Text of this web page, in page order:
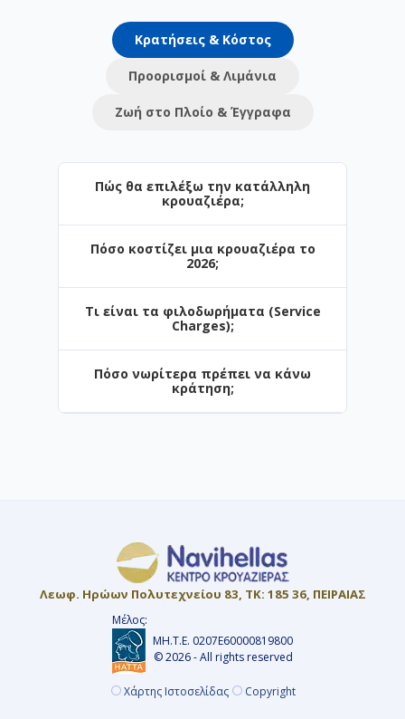
Κρατήσεις & Κόστος
Προορισμοί & Λιμάνια
Ζωή στο Πλοίο & Έγγραφα
Πώς θα επιλέξω την κατάλληλη
κρουαζιέρα;
Η επιλογή εξαρτάται από τον προορισμό
και το στυλ των διακοπών σας. Στο
Navihellas προσφέρουμε από σύντομες
3ήμερες αποδράσεις έως πολυήμερες
κρουαζιέρες. Αν ταξιδεύετε πρώτη φορά,
το Αιγαίο είναι η ιδανική αρχή.
Πόσο κοστίζει μια κρουαζιέρα το
2026;
Οι τιμές ξεκινούν από μόλις €. Το
κόστος επηρεάζεται από την περίοδο
κράτησης, τον τύπο της καμπίνας και τις
παροχές (π.χ. πακέτα ποτών).
Τι είναι τα φιλοδωρήματα (Service
Charges);
Είναι μια ημερήσια χρέωση για το
προσωπικό. Σε ορισμένες εταιρείες (π.χ.
Celestyal) περιλαμβάνονται στην τιμή,
Πόσο νωρίτερα πρέπει να κάνω
κράτηση;
Λεωφ. Ηρώων Πολυτεχνείου 83, ΤΚ: 185 36, ΠΕΙΡΑΙΑΣ
Μέλος:
ΜΗ.Τ.Ε. 0207Ε60000819800
© 2026 - All rights reserved
Χάρτης Ιστοσελίδας Copyright